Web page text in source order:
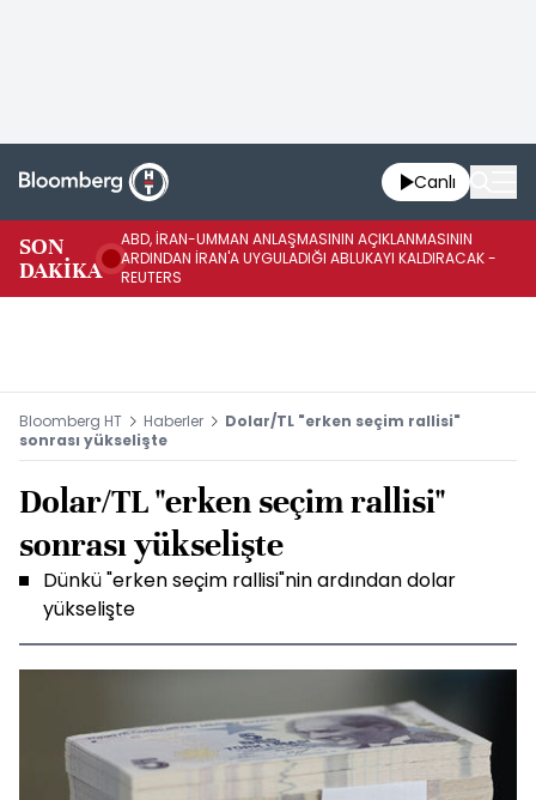
Canlı
SON
DAKİKA
ABD, İRAN-UMMAN ANLAŞMASININ AÇIKLANMASININ
ARDINDAN İRAN'A UYGULADIĞI ABLUKAYI KALDIRACAK -
REUTERS
Bloomberg HT Haberler
Dolar/TL "erken seçim rallisi"
sonrası yükselişte
Dolar/TL "erken seçim rallisi"
sonrası yükselişte
Dünkü "erken seçim rallisi"nin ardından dolar
yükselişte